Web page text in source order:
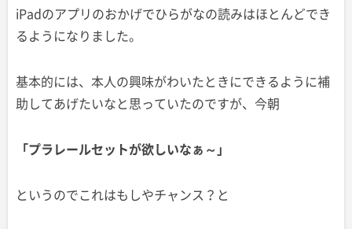
iPadのアプリのおかげでひらがなの読みはほとんどでき
るようになりました。
基本的には、本人の興味がわいたときにできるように補
助してあげたいなと思っていたのですが、今朝
「プラレールセットが欲しいなぁ～」
というのでこれはもしやチャンス？と